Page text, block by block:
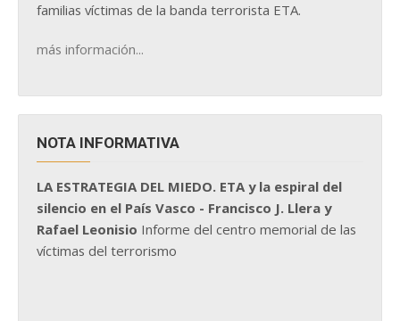
familias víctimas de la banda terrorista ETA.
más información...
NOTA INFORMATIVA
LA ESTRATEGIA DEL MIEDO. ETA y la espiral del
silencio en el País Vasco - Francisco J. Llera y
Rafael Leonisio Informe del centro memorial de las
víctimas del terrorismo